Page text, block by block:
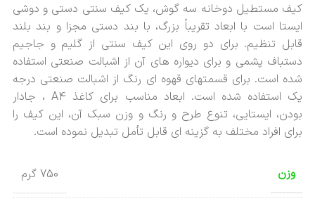
کیف مستطیل دوخانه سه گوش، یک کیف سنتی دستی و دوشی
ایستا است با ابعاد تقریباً بزرگ، با بند دستی مجزا و بند بلند
قابل تنظیم. برای دو روی این کیف سنتی از گلیم و جاجیم
دستباف پشمی و برای دیواره های آن از اشبالت صنعتی استفاده
شده است. برای قسمتهای قهوه ای رنگ از اشبالت صنعتی درجه
یک استفاده شده است. ابعاد مناسب برای کاغذ A4 ، جادار
بودن، ایستایی، تنوع طرح و رنگ و وزن سبک آن، این کیف را
برای افراد مختلف به گزینه ای قابل تأمل تبدیل نموده است.
وزن 750 گرم